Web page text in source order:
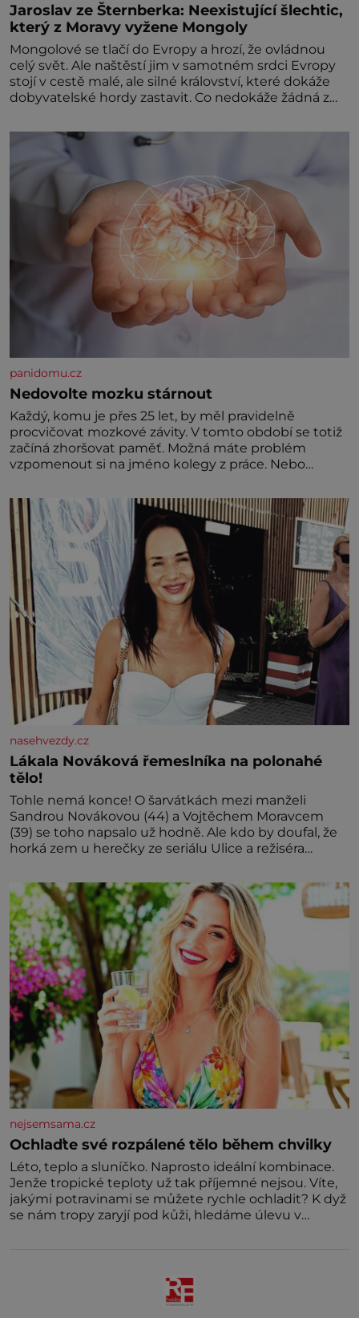
Jaroslav ze Šternberka: Neexistující šlechtic,
který z Moravy vyžene Mongoly
Mongolové se tlačí do Evropy a hrozí, že ovládnou
celý svět. Ale naštěstí jim v samotném srdci Evropy
stojí v cestě malé, ale silné království, které dokáže
dobyvatelské hordy zastavit. Co nedokáže žádná z
král. Nebo že by ne? Mongolové od roku 1223
postupují podél Kaspického a Azovského moře,
panidomu.cz
Nedovolte mozku stárnout
Každý, komu je přes 25 let, by měl pravidelně
procvičovat mozkové závity. V tomto období se totiž
začíná zhoršovat paměť. Možná máte problém
vzpomenout si na jméno kolegy z práce. Nebo
nedávno přečetli. Je to opravdu tak, s věkem jako
kdyby se paměť rozhodla stávkovat. Cvičte
nasehvezdy.cz
Lákala Nováková řemeslníka na polonahé
tělo!
Tohle nemá konce! O šarvátkách mezi manželi
Sandrou Novákovou (44) a Vojtěchem Moravcem
(39) se toho napsalo už hodně. Ale kdo by doufal, že
horká zem u herečky ze seriálu Ulice a režiséra
nejsemsama.cz
Ochlaďte své rozpálené tělo během chvilky
Léto, teplo a sluníčko. Naprosto ideální kombinace.
Jenže tropické teploty už tak příjemné nejsou. Víte,
jakými potravinami se můžete rychle ochladit? K dyž
se nám tropy zaryjí pod kůži, hledáme úlevu v